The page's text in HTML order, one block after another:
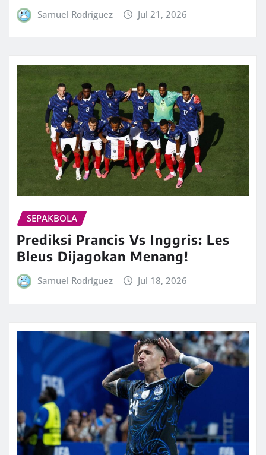
Samuel Rodriguez Jul 21, 2026
SEPAKBOLA
Prediksi Prancis Vs Inggris: Les
Bleus Dijagokan Menang!
Samuel Rodriguez Jul 18, 2026